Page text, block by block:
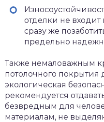
отделки не
сразу же
предельно
Также немаловажным
потолочного покрытия
экологическая
рекомендуется
безвредным для
материалам, не